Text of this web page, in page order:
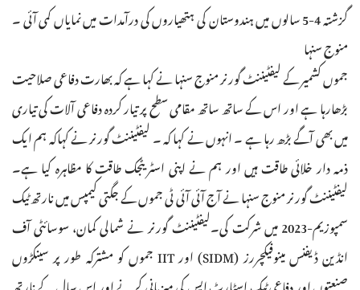
گزشتہ 4-5 سالوں میں ہندوستان کی ہتھیاروں کی درآمدات میں نمایاں کمی آئی ۔
منوج سنہا
جموں کشمیر کے لیفٹیننٹ گورنر منوج سنہا نے کہا ہے کہ بھارت دفاعی صلاحیت
بڑھارہا ہے اور اس کے ساتھ ساتھ مقامی سطح پر تیار کردہ دفاعی آلات کی تیاری
میں بھی آگے بڑھ رہا ہے ۔ انہوں نے کہا کہ ۔ لیفٹیننٹ گورنر نے کہاکہ ہم ایک
ذمہ دار خلائی طاقت ہیں اور ہم نے اپنی اسٹریٹجک طاقت کا مظاہرہ کیا ہے۔
لیفٹیننٹ گورنر منوج سنہا نے آج آئی آئی ٹی جموں کے جگتی کیمپس میں نارتھ ٹیک
سمپوزیم-2023 میں شرکت کی۔لیفٹیننٹ گورنر نے شمالی کمان، سوسائٹی آف
انڈین ڈیفنس مینوفیکچررز (SIDM) اور IIT جموں کو مشترکہ طور پر سینکڑوں